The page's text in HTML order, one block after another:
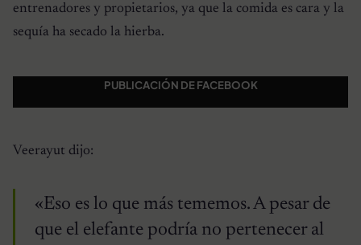
entrenadores y propietarios, ya que la comida es cara y la
sequía ha secado la hierba.
PUBLICACIÓN DE FACEBOOK
Veerayut dijo:
«Eso es lo que más tememos. A pesar de
que el elefante podría no pertenecer al